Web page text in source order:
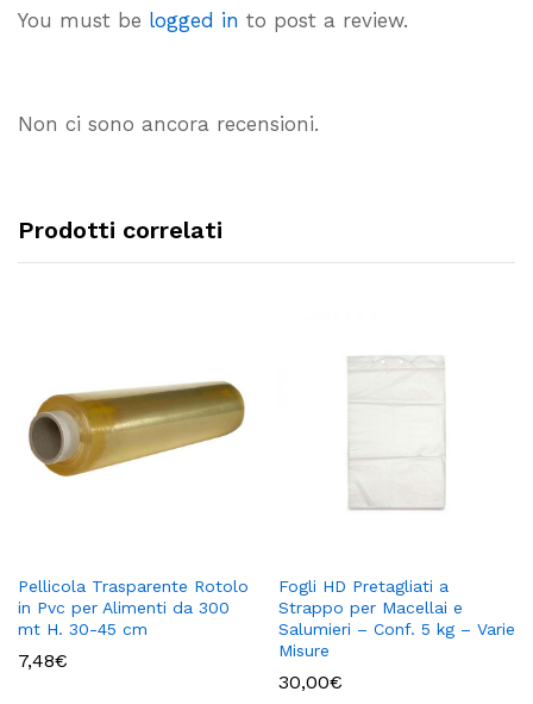
You must be logged in to post a review.
Non ci sono ancora recensioni.
Prodotti correlati
Pellicola Trasparente Rotolo
in Pvc per Alimenti da 300
mt H. 30-45 cm
7,48€
Fogli HD Pretagliati a
Strappo per Macellai e
Salumieri – Conf. 5 kg – Varie
Misure
30,00€